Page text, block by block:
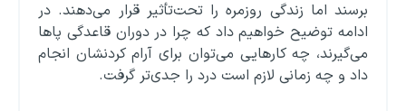
برسند اما زندگی روزمره را تحت‌تأثیر قرار می‌دهند. در
ادامه توضیح خواهیم داد که چرا در دوران قاعدگی پاها
می‌گیرند، چه کارهایی می‌توان برای آرام کردنشان انجام
داد و چه زمانی لازم است درد را جدی‌تر گرفت.